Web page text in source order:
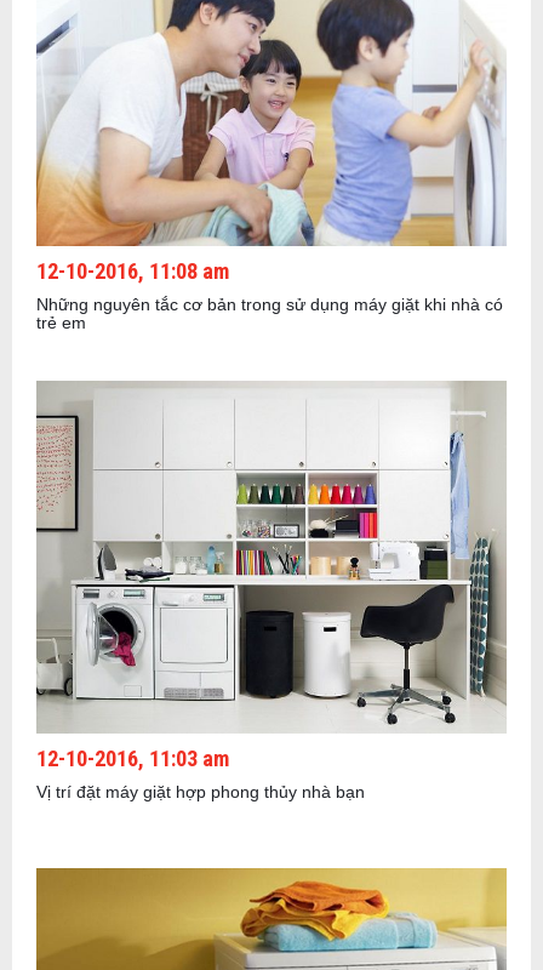
12-10-2016, 11:08 am
Những nguyên tắc cơ bản trong sử dụng máy giặt khi nhà có
trẻ em
12-10-2016, 11:03 am
Vị trí đặt máy giặt hợp phong thủy nhà bạn